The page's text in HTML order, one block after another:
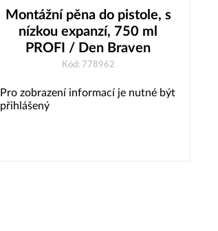
Montážní pěna do pistole, s
nízkou expanzí, 750 ml
PROFI / Den Braven
Kód: 778962
Pro zobrazení informací je nutné být
přihlášený